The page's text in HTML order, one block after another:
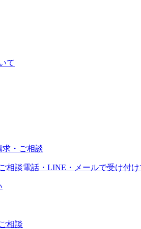
て
求・ご相談
相談電話・LINE・メールで受け付け
相談